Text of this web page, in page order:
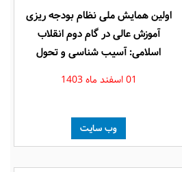
اولین همایش ملی نظام بودجه ریزی
آموزش عالی در گام دوم انقلاب
اسلامی: آسیب شناسی و تحول
01 اسفند ماه 1403
وب سایت